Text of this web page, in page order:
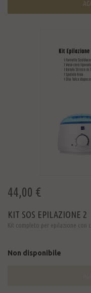
44,00 €
KIT SOS EPILAZIONE 2
Kit completo per epilazione con
Non disponibile